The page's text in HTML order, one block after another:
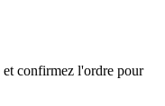
et confirmez l'ordre pour